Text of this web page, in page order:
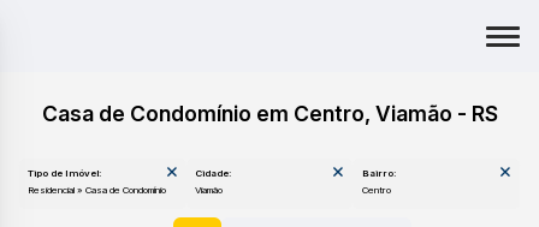
Casa de Condomínio em Centro, Viamão - RS
Tipo de Imóvel:
Cidade: